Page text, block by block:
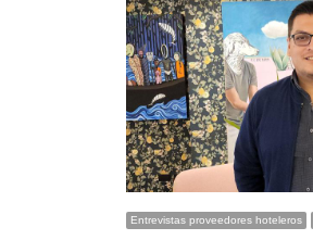
Entrevistas proveedores hoteleros